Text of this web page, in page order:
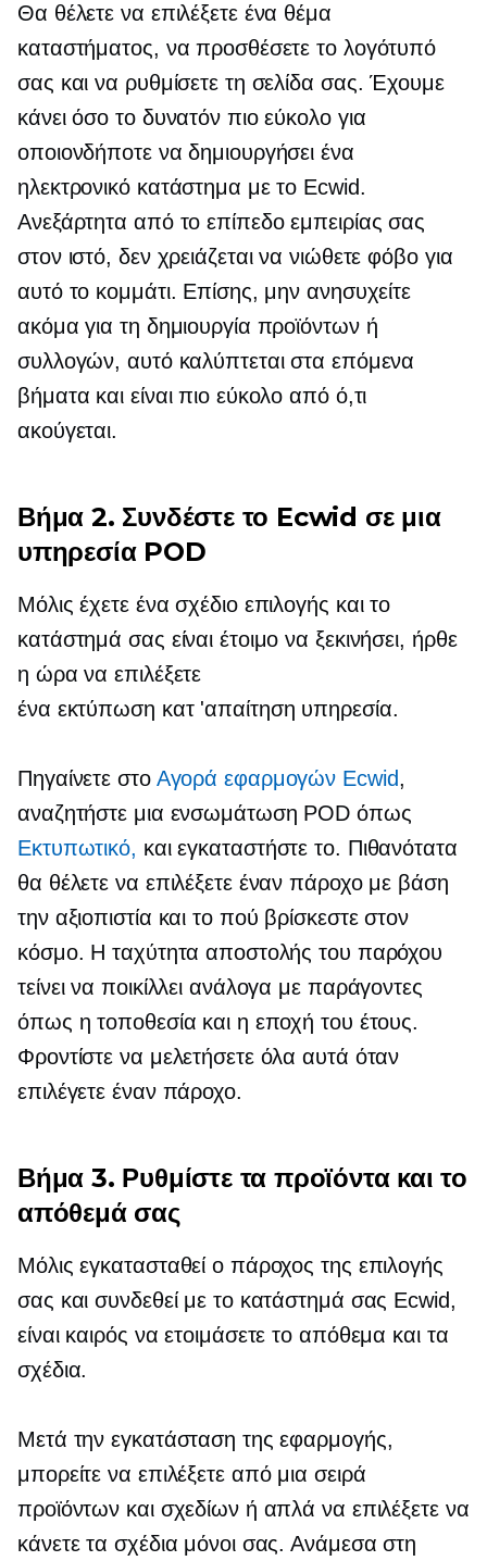
Θα θέλετε να επιλέξετε ένα θέμα
καταστήματος, να προσθέσετε το λογότυπό
σας και να ρυθμίσετε τη σελίδα σας. Έχουμε
κάνει όσο το δυνατόν πιο εύκολο για
οποιονδήποτε να δημιουργήσει ένα
ηλεκτρονικό κατάστημα με το Ecwid.
Ανεξάρτητα από το επίπεδο εμπειρίας σας
στον ιστό, δεν χρειάζεται να νιώθετε φόβο για
αυτό το κομμάτι. Επίσης, μην ανησυχείτε
ακόμα για τη δημιουργία προϊόντων ή
συλλογών, αυτό καλύπτεται στα επόμενα
βήματα και είναι πιο εύκολο από ό,τι
ακούγεται.
Βήμα 2. Συνδέστε το Ecwid σε μια
υπηρεσία POD
Μόλις έχετε ένα σχέδιο επιλογής και το
κατάστημά σας είναι έτοιμο να ξεκινήσει, ήρθε
η ώρα να επιλέξετε
ένα εκτύπωση κατ 'απαίτηση υπηρεσία.
Πηγαίνετε στοΑγορά εφαρμογών Ecwid,
αναζητήστε μια ενσωμάτωση POD όπως
Εκτυπωτικό, και εγκαταστήστε το. Πιθανότατα
θα θέλετε να επιλέξετε έναν πάροχο με βάση
την αξιοπιστία και το πού βρίσκεστε στον
κόσμο. Η ταχύτητα αποστολής του παρόχου
τείνει να ποικίλλει ανάλογα με παράγοντες
όπως η τοποθεσία και η εποχή του έτους.
Φροντίστε να μελετήσετε όλα αυτά όταν
επιλέγετε έναν πάροχο.
Βήμα 3. Ρυθμίστε τα προϊόντα και το
απόθεμά σας
Μόλις εγκατασταθεί ο πάροχος της επιλογής
σας και συνδεθεί με το κατάστημά σας Ecwid,
είναι καιρός να ετοιμάσετε το απόθεμα και τα
σχέδια.
Μετά την εγκατάσταση της εφαρμογής,
μπορείτε να επιλέξετε από μια σειρά
προϊόντων και σχεδίων ή απλά να επιλέξετε να
κάνετε τα σχέδια μόνοι σας. Ανάμεσα στη